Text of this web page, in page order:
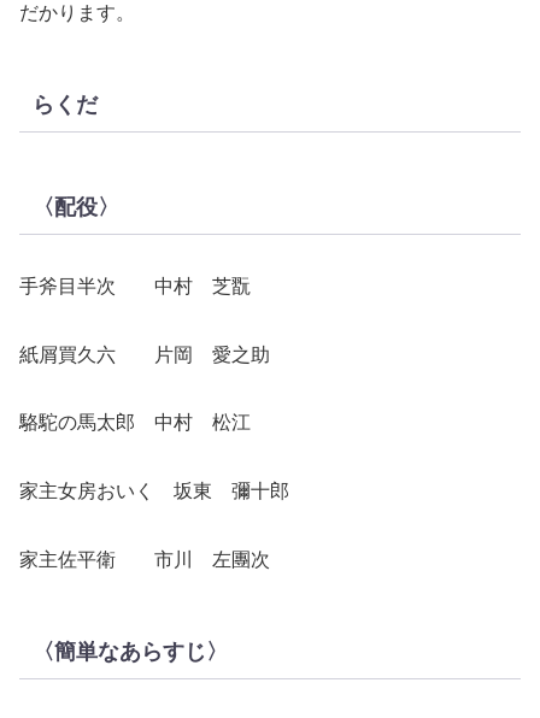
だかります。
らくだ
〈配役〉
手斧目半次 中村 芝翫
紙屑買久六 片岡 愛之助
駱駝の馬太郎 中村 松江
家主女房おいく 坂東 彌十郎
家主佐平衛 市川 左團次
〈簡単なあらすじ〉